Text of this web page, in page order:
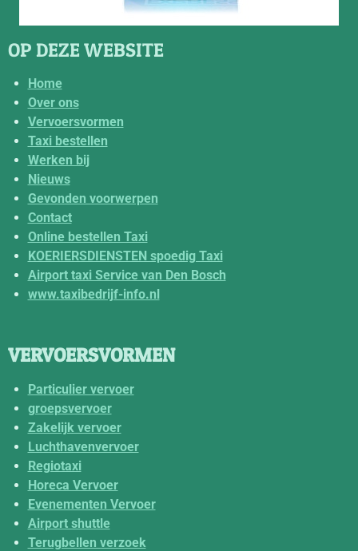
OP DEZE WEBSITE
Home
Over ons
Vervoersvormen
Taxi bestellen
Werken bij
Nieuws
Gevonden voorwerpen
Contact
Online bestellen Taxi
KOERIERSDIENSTEN spoedig Taxi
Airport taxi Service van Den Bosch
www.taxibedrijf-info.nl
VERVOERSVORMEN
Particulier vervoer
groepsvervoer
Zakelijk vervoer
Luchthavenvervoer
Regiotaxi
Horeca Vervoer
Evenementen Vervoer
Airport shuttle
Terugbellen verzoek